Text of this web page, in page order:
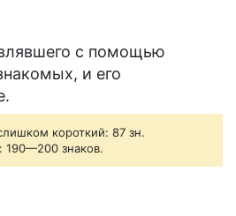
с помощью
и его
короткий: 87 зн.
знаков.